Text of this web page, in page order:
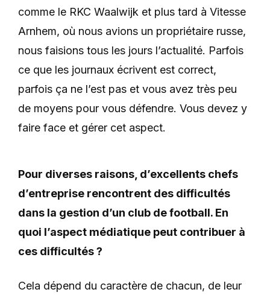
comme le RKC Waalwijk et plus tard à Vitesse
Arnhem, où nous avions un propriétaire russe,
nous faisions tous les jours l’actualité. Parfois
ce que les journaux écrivent est correct,
parfois ça ne l’est pas et vous avez très peu
de moyens pour vous défendre. Vous devez y
faire face et gérer cet aspect.
Pour diverses raisons, d’excellents chefs
d’entreprise rencontrent des difficultés
dans la gestion d’un club de football. En
quoi l’aspect médiatique peut contribuer à
ces difficultés ?
Cela dépend du caractère de chacun, de leur